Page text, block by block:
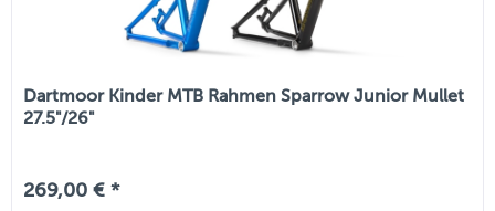
Dartmoor Kinder MTB Rahmen Sparrow Junior Mullet
27.5"/26"
269,00 € *